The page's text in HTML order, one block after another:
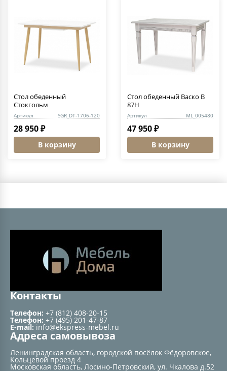
Стол обеденный
Стокгольм
Артикул SGR_DT-1706-120
28 950 ₽
В корзину
Стол обеденный Васко В
87Н
Артикул ML_005480
47 950 ₽
В корзину
Контакты
Телефон: +7 (812) 408-20-15
Телефон: +7 (495) 201-47-87
E-mail: info@ekspress-mebel.ru
Адреса самовывоза
Ленинградская область, городской посёлок Фёдоровское,
Кольцевой проезд 4
Московская область, Лосино-Петровский, ул. Чкалова д.52